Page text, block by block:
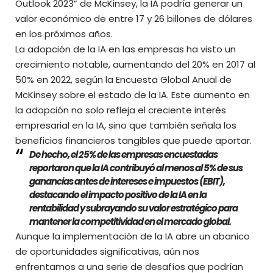
Outlook 2023” de McKinsey, la IA podría generar un
valor económico de entre 17 y 26 billones de dólares
en los próximos años.
La adopción de la IA en las empresas ha visto un
crecimiento notable, aumentando del 20% en 2017 al
50% en 2022, según la Encuesta Global Anual de
McKinsey sobre el estado de la IA. Este aumento en
la adopción no solo refleja el creciente interés
empresarial en la IA, sino que también señala los
beneficios financieros tangibles que puede aportar.
De hecho, el 25% de las empresas encuestadas
reportaron que la IA contribuyó al menos al 5% de sus
ganancias antes de intereses e impuestos (EBIT),
destacando el impacto positivo de la IA en la
rentabilidad y subrayando su valor estratégico para
mantener la competitividad en el mercado global.
Aunque la implementación de la IA abre un abanico
de oportunidades significativas, aún nos
enfrentamos a una serie de desafíos que podrían